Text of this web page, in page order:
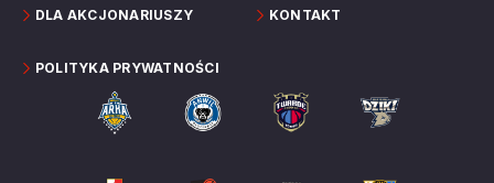
DLA AKCJONARIUSZY KONTAKT
POLITYKA PRYWATNOŚCI